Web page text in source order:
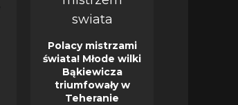
Polacy mistrzami
świata! Młode wilki
Bąkiewicza
triumfowały w
Teheranie